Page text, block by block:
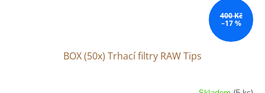
400 Kč
–17 %
BOX (50x) Trhací filtry RAW Tips